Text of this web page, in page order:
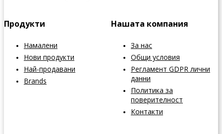
Продукти
Намалени
Нови продукти
Най-продавани
Brands
Нашата компания
За нас
Общи условия
Регламент GDPR лични
данни
Политика за
поверителност
Контакти